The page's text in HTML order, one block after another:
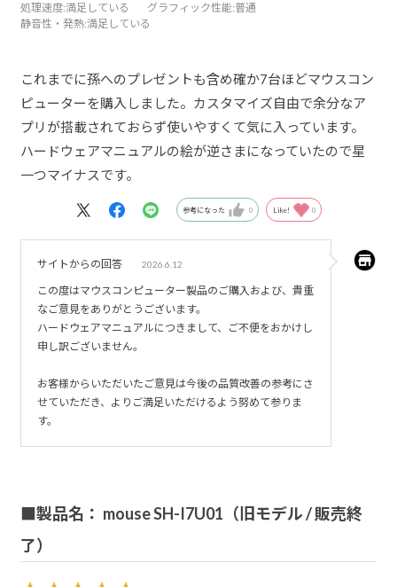
処理速度:満足している グラフィック性能:普通
静音性・発熱:満足している
これまでに孫へのプレゼントも含め確か7台ほどマウスコン
ピューターを購入しました。カスタマイズ自由で余分なア
プリが搭載されておらず使いやすくて気に入っています。
ハードウェアマニュアルの絵が逆さまになっていたので星
一つマイナスです。
参考になった 0 Like! 0
サイトからの回答 2026.6.12
この度はマウスコンピューター製品のご購入および、貴重
なご意見をありがとうございます。
ハードウェアマニュアルにつきまして、ご不便をおかけし
申し訳ございません。
お客様からいただいたご意見は今後の品質改善の参考にさ
せていただき、よりご満足いただけるよう努めて参りま
す。
■製品名： mouse SH-I7U01（旧モデル / 販売終
了）